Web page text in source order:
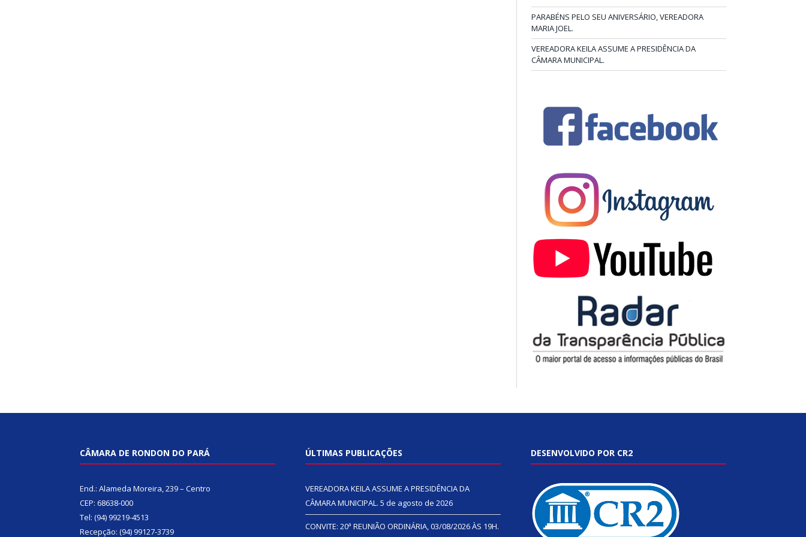
PARABÉNS PELO SEU ANIVERSÁRIO, VEREADORA
MARIA JOEL.
VEREADORA KEILA ASSUME A PRESIDÊNCIA DA
CÂMARA MUNICIPAL.
CÂMARA DE RONDON DO PARÁ
End.: Alameda Moreira, 239 – Centro
CEP: 68638-000
Tel: (94) 99219-4513
Recepção: (94) 99127-3739
ÚLTIMAS PUBLICAÇÕES
VEREADORA KEILA ASSUME A PRESIDÊNCIA DA
CÂMARA MUNICIPAL. 5 de agosto de 2026
CONVITE: 20ª REUNIÃO ORDINÁRIA, 03/08/2026 ÀS 19H.
DESENVOLVIDO POR CR2